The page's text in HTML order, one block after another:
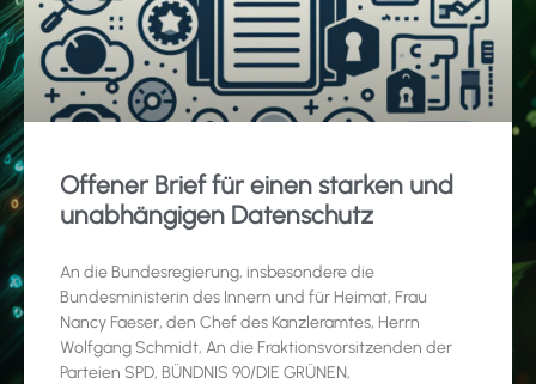
Offener Brief für einen starken und
unabhängigen Datenschutz
An die Bundesregierung, insbesondere die
Bundesministerin des Innern und für Heimat, Frau
Nancy Faeser, den Chef des Kanzleramtes, Herrn
Wolfgang Schmidt, An die Fraktionsvorsitzenden der
Parteien SPD, BÜNDNIS 90/DIE GRÜNEN,